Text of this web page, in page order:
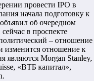
провести IPO в
начала подготовку к
об очередном
в проспекте
– отношение
изменится отношение к
являются Morgan Stanley,
«ВТБ капитал»,